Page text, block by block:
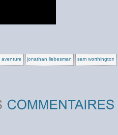
aventure jonathan liebesman sam worthington